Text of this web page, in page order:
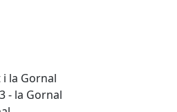
la Gornal
- la Gornal